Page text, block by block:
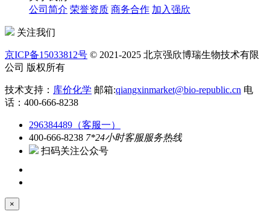
公司简介 荣誉资质 商务合作 加入强欣
关注我们
京ICP备15033812号 © 2021-2025 北京强欣博瑞生物技术有限
公司 版权所有
技术支持： 库价化学 邮箱:qiangxinmarket@bio-republic.cn 电
话：400-666-8238
296384489（客服一）
400-666-8238 7*24小时客服服务热线
扫码关注公众号
×